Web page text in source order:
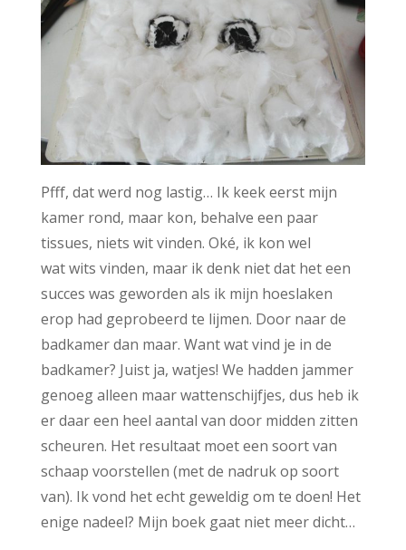
Pfff, dat werd nog lastig… Ik keek eerst mijn
kamer rond, maar kon, behalve een paar
tissues, niets wit vinden. Oké, ik kon wel
wat wits vinden, maar ik denk niet dat het een
succes was geworden als ik mijn hoeslaken
erop had geprobeerd te lijmen. Door naar de
badkamer dan maar. Want wat vind je in de
badkamer? Juist ja, watjes! We hadden jammer
genoeg alleen maar wattenschijfjes, dus heb ik
er daar een heel aantal van door midden zitten
scheuren. Het resultaat moet een soort van
schaap voorstellen (met de nadruk op soort
van). Ik vond het echt geweldig om te doen! Het
enige nadeel? Mijn boek gaat niet meer dicht…